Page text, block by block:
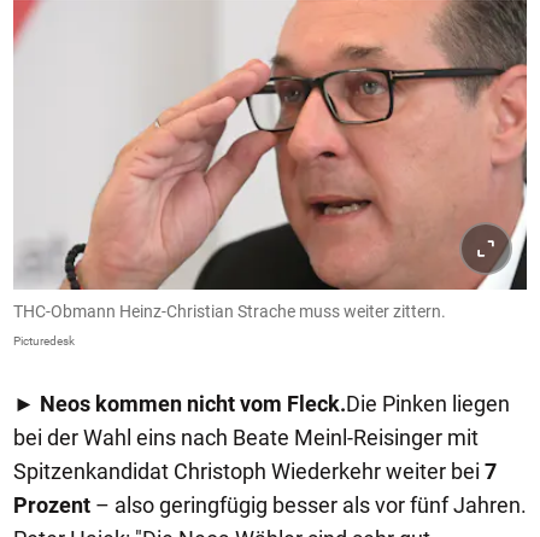
THC-Obmann Heinz-Christian Strache muss weiter zittern.
Picturedesk
► Neos kommen nicht vom Fleck.Die Pinken liegen
bei der Wahl eins nach Beate Meinl-Reisinger mit
Spitzenkandidat Christoph Wiederkehr weiter bei 7
Prozent – also geringfügig besser als vor fünf Jahren.